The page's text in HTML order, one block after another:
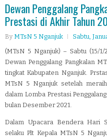
Dewan Penggalang
Prestasi di Akhir Tahun
By MTsN 5 Nganjuk
Sabtu,
(MTsN 5 Nganjuk) – Sabtu (15/
Dewan Penggalang Pangkalan
tingkat Kabupaten Nganjuk.
MTsN 5 Nganjuk setelah
dalam Lomba Prestasi
bulan Desember 2021.
Dalam Upacara Bendera Hari
selaku Plt Kepala MTsN 5